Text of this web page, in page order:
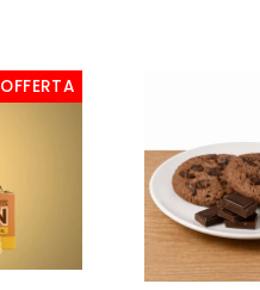
OFFERTA